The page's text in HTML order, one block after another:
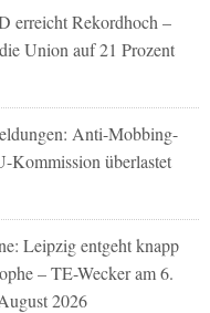
erreicht Rekordhoch –
Union auf 21 Prozent
Anti-Mobbing-
Kommission überlastet
Leipzig entgeht knapp
– TE-Wecker am 6.
2026